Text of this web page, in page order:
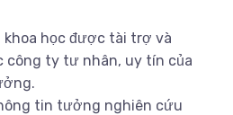
khoa học được tài trợ và
công ty tư nhân, uy tín của
tin tưởng nghiên cứu